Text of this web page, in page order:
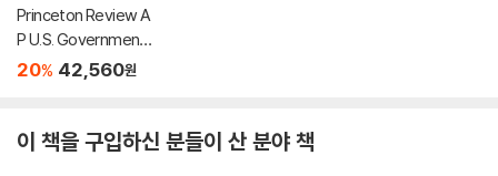
Princeton Review A
P U.S. Government
& Politics Premium P
tal Practice Online +
20% 42,560원
이 책을 구입하신 분들이 산 분야 책